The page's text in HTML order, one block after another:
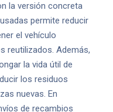
la versión concreta
permite reducir
el vehículo
reutilizados. Además,
la vida útil de
los residuos
nuevas. En
de recambios